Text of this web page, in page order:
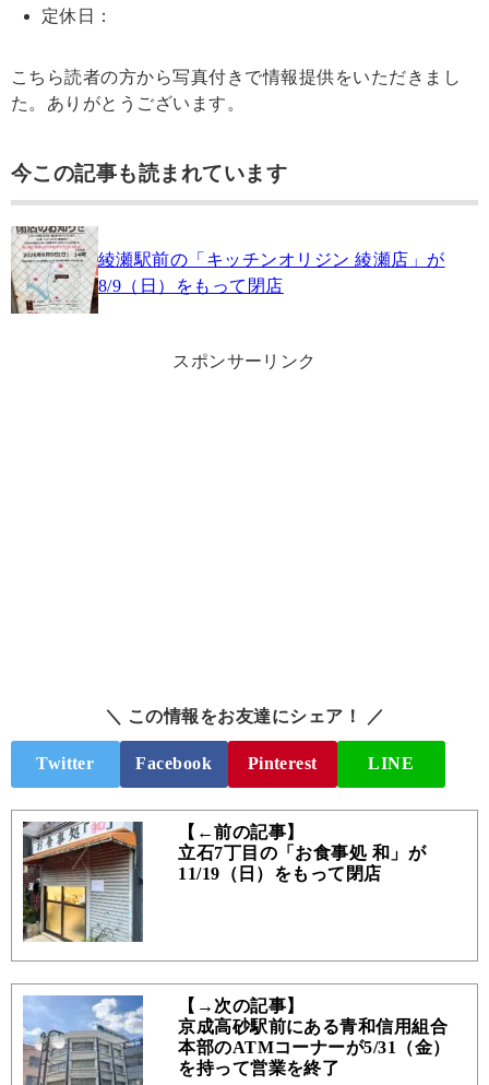
定休日：
こちら読者の方から写真付きで情報提供をいただきまし
た。ありがとうございます。
今この記事も読まれています
綾瀬駅前の「キッチンオリジン 綾瀬店」が
8/9（日）をもって閉店
スポンサーリンク
＼ この情報をお友達にシェア！ ／
Twitter Facebook Pinterest LINE
【←前の記事】
立石7丁目の「お食事処 和」が
11/19（日）をもって閉店
【→次の記事】
京成高砂駅前にある青和信用組合
本部のATMコーナーが5/31（金）
を持って営業を終了